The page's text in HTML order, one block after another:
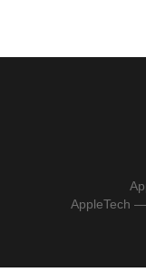
AppleTech —